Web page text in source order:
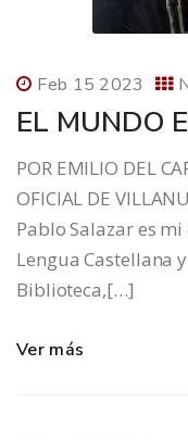
Feb 15 2023
EL MUNDO
POR EMILIO DEL
OFICIAL DE
Pablo Salazar es
Lengua Castellana
Biblioteca,[…]
Ver más